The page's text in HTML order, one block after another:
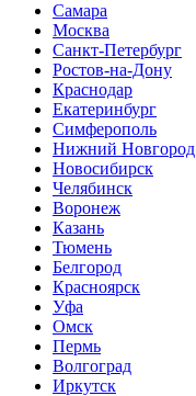
Самара
Москва
Санкт-Петербург
Ростов-на-Дону
Краснодар
Екатеринбург
Симферополь
Нижний Новгород
Новосибирск
Челябинск
Воронеж
Казань
Тюмень
Белгород
Красноярск
Уфа
Омск
Пермь
Волгоград
Иркутск